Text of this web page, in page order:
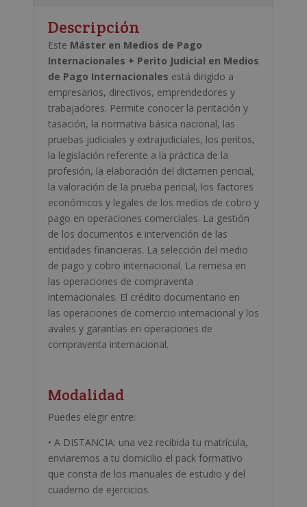
Descripción
Este Máster en Medios de Pago
Internacionales + Perito Judicial en Medios
de Pago Internacionales está dirigido a
empresarios, directivos, emprendedores y
trabajadores. Permite conocer la peritación y
tasación, la normativa básica nacional, las
pruebas judiciales y extrajudiciales, los peritos,
la legislación referente a la práctica de la
profesión, la elaboración del dictamen pericial,
la valoración de la prueba pericial, los factores
económicos y legales de los medios de cobro y
pago en operaciones comerciales. La gestión
de los documentos e intervención de las
entidades financieras. La selección del medio
de pago y cobro internacional. La remesa en
las operaciones de compraventa
internacionales. El crédito documentario en
las operaciones de comercio internacional y los
avales y garantías en operaciones de
compraventa internacional.
Modalidad
Puedes elegir entre:
• A DISTANCIA: una vez recibida tu matrícula,
enviaremos a tu domicilio el pack formativo
que consta de los manuales de estudio y del
cuaderno de ejercicios.